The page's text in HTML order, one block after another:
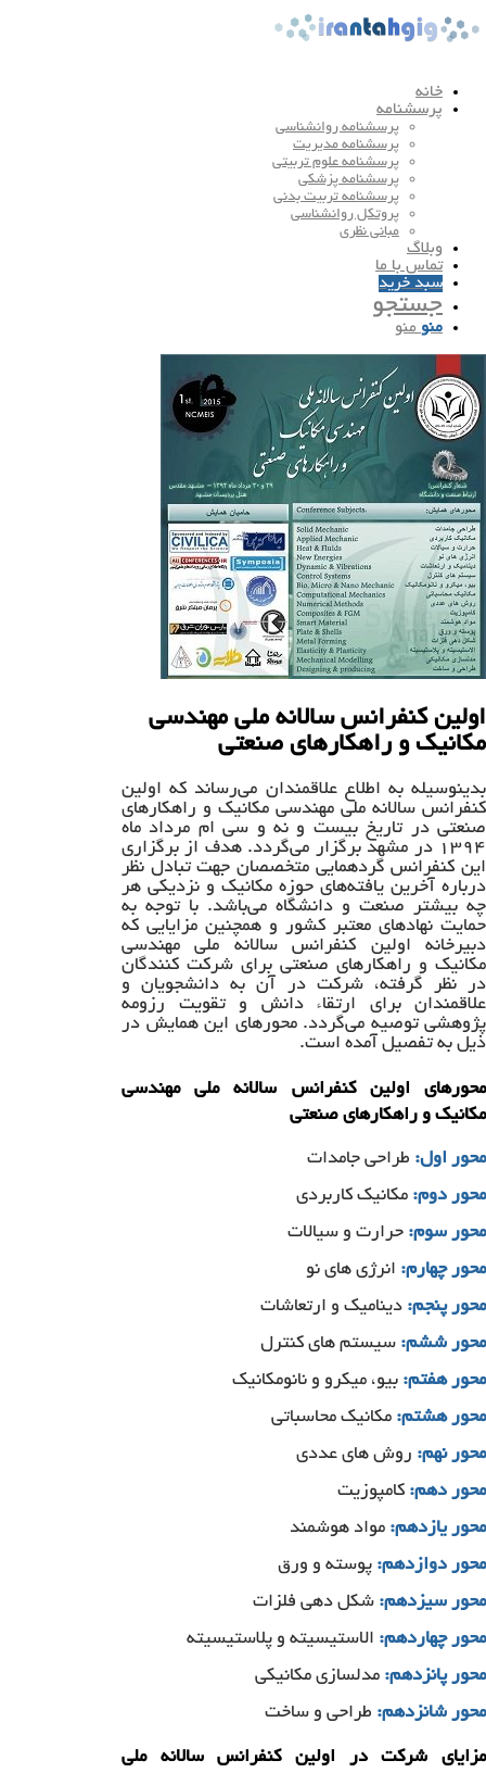
خانه
پرسشنامه
پرسشنامه روانشناسی
پرسشنامه مدیریت
پرسشنامه علوم تربیتی
پرسشنامه پزشکی
پرسشنامه تربیت بدنی
پروتکل روانشناسی
مبانی نظری
وبلاگ
تماس با ما
سبد خرید
جستجو
منو منو
اولین کنفرانس سالانه ملی مهندسی
مکانیک و راهکارهای صنعتی
بدینوسیله به اطلاع علاقمندان می‌رساند که اولین
کنفرانس سالانه ملی مهندسی مکانیک و راهکارهای
صنعتی در تاریخ بیست و نه و سی ام مرداد ماه
۱۳۹۴ در مشهد برگزار می‌گردد. هدف از برگزاری
این کنفرانس گردهمایی متخصصان جهت تبادل نظر
درباره آخرین یافته‌های حوزه مکانیک و نزدیکی هر
چه بیشتر صنعت و دانشگاه می‌باشد. با توجه به
حمایت نهادهای معتبر کشور و همچنین مزایایی که
دبیرخانه اولین کنفرانس سالانه ملی مهندسی
مکانیک و راهکارهای صنعتی برای شرکت کنندگان
در نظر گرفته، شرکت در آن به دانشجویان و
علاقمندان برای ارتقاء دانش و تقویت رزومه
پژوهشی توصیه می‌گردد. محورهای این همایش در
ذیل به تفصیل آمده است.
محورهای اولین کنفرانس سالانه ملی مهندسی
مکانیک و راهکارهای صنعتی
محور اول: طراحی جامدات
محور دوم: مکانیک کاربردی
محور سوم: حرارت و سیالات
محور چهارم: انرژی های نو
محور پنجم: دینامیک و ارتعاشات
محور ششم: سیستم های کنترل
محور هفتم: بیو، میکرو و نانومکانیک
محور هشتم: مکانیک محاسباتی
محور نهم: روش های عددی
محور دهم: کامپوزیت
محور یازدهم: مواد هوشمند
محور دوازدهم: پوسته و ورق
محور سیزدهم: شکل دهی فلزات
محور چهاردهم: الاستیسیته و پلاستیسیته
محور پانزدهم: مدلسازی مکانیکی
محور شانزدهم: طراحی و ساخت
مزایای شرکت در اولین کنفرانس سالانه ملی